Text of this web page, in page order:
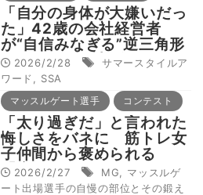
「自分の身体が大嫌いだっ
た」42歳の会社経営者
が“自信みなぎる”逆三角形
ボディを作り上げる ボデ
ィメイクとサマスタのおか
げで「モノクロの世界がカ
ラーに変わった」
2026/2/28
サマースタイルア
ワード
SSA
マッスルゲート選手 コンテスト
「太り過ぎだ」と言われた
悔しさをバネに 筋トレ女
子仲間から褒められる
「肩」でボディコンテスト
活躍の42歳
2026/2/27 MG
マッスルゲ
ート出場選手の自慢の部位とその鍛え